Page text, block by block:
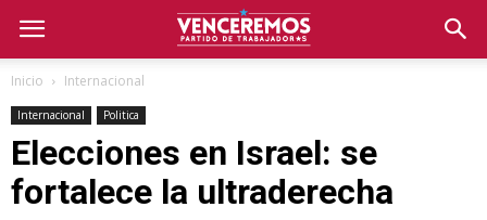
Inicio Internacional
Internacional Politica
Elecciones en Israel: se
fortalece la ultraderecha